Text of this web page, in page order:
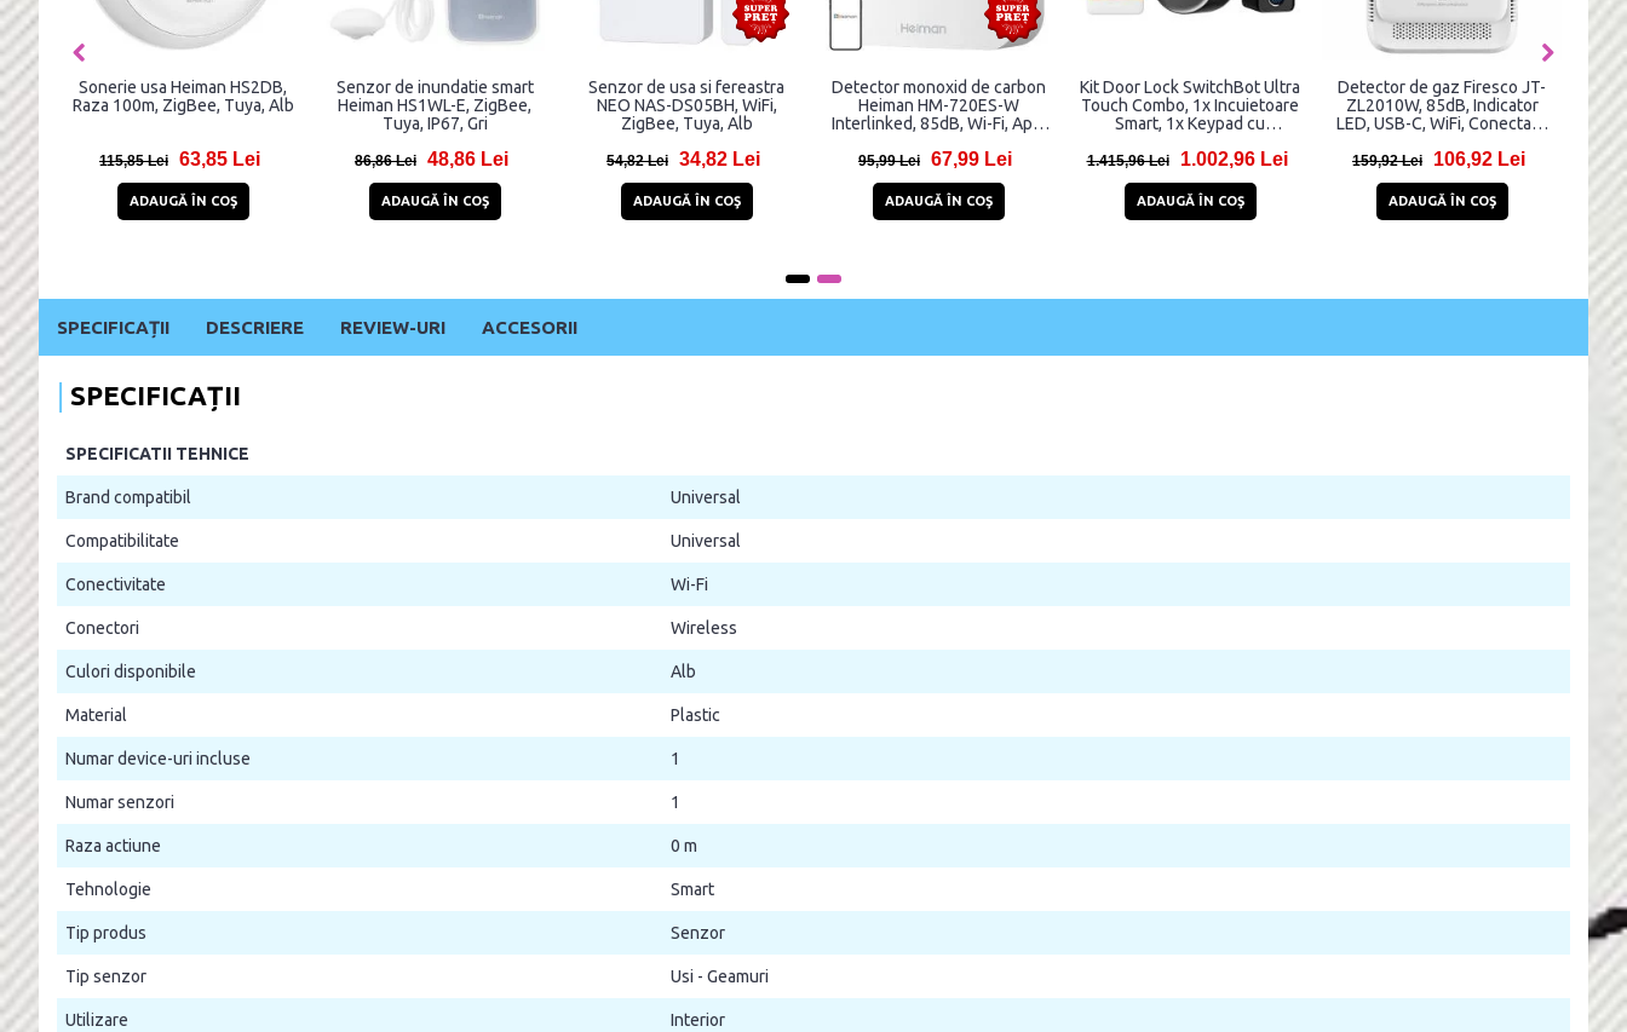
Card RFID Tag PGST 67R, 125
kHz, Negru
22,81 Lei 4,81 Lei
ADAUGĂ ÎN COŞ
Senzor de camera Sensibo
pentru temperatura,
umiditate si miscare,
Sensibo Air, Alb
385,81 Lei 157,81 Lei
ADAUGĂ ÎN COŞ
Extensie pentru incuietoare
Netatmo Doorlock, 45mm,
Argintiu
150,81 Lei 62,81 Lei
ADAUGĂ ÎN COŞ
Sonerie usa Heiman HS2DB,
Raza 100m, ZigBee, Tuya, Alb
115,85 Lei 63,85 Lei
ADAUGĂ ÎN COŞ
Senzor de inundatie smart
Heiman HS1WL-E, ZigBee,
Tuya, IP67, Gri
86,86 Lei 48,86 Lei
ADAUGĂ ÎN COŞ
Senzor de usa si fereastra
NEO NAS-DS05BH, WiFi,
ZigBee, Tuya, Alb
54,82 Lei 34,82 Lei
ADAUGĂ ÎN COŞ
SPECIFICAȚII DESCRIERE REVIEW-URI ACCESORII
SPECIFICAȚII
SPECIFICATII TEHNICE
Brand compatibil Universal
Compatibilitate Universal
Conectivitate Wi-Fi
Conectori Wireless
Culori disponibile Alb
Material Plastic
Numar device-uri incluse 1
Numar senzori 1
Raza actiune 0 m
Tehnologie Smart
Tip produs Senzor
Tip senzor Usi - Geamuri
Utilizare Interior